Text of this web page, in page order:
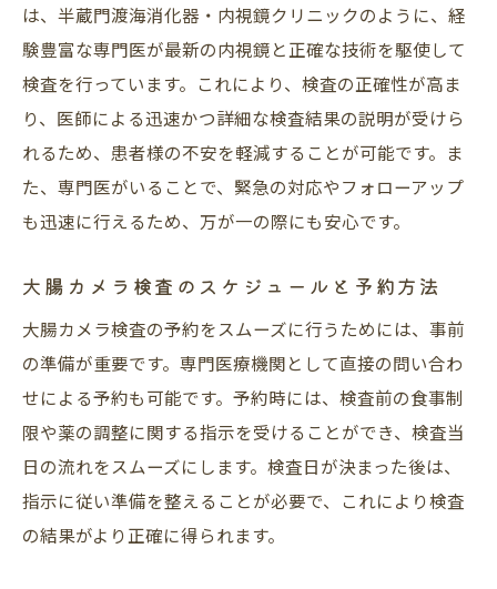
ストレスを軽減するための鎮静剤使用
迅速な結果提供とそのメリット
千代田区で信頼できる大腸カメラクリニックの
選び方
評判の良いクリニックの見つけ方
口コミで知るクリニックの信頼性
検査料金と保険適用について
クリニックの施設設備をチェック
アフターケアが充実しているか
内視鏡技術の進化がもたらす大腸カメラ検査の
安心感
最新技術による検査精度の向上
は、半蔵門渡海消化器・内視鏡クリニックのように、経
験豊富な専門医が最新の内視鏡と正確な技術を駆使して
検査を行っています。これにより、検査の正確性が高ま
り、医師による迅速かつ詳細な検査結果の説明が受けら
れるため、患者様の不安を軽減することが可能です。ま
た、専門医がいることで、緊急の対応やフォローアップ
も迅速に行えるため、万が一の際にも安心です。
大腸カメラ検査のスケジュールと予約方法
大腸カメラ検査の予約をスムーズに行うためには、事前
の準備が重要です。専門医療機関として直接の問い合わ
せによる予約も可能です。予約時には、検査前の食事制
限や薬の調整に関する指示を受けることができ、検査当
日の流れをスムーズにします。検査日が決まった後は、
指示に従い準備を整えることが必要で、これにより検査
の結果がより正確に得られます。